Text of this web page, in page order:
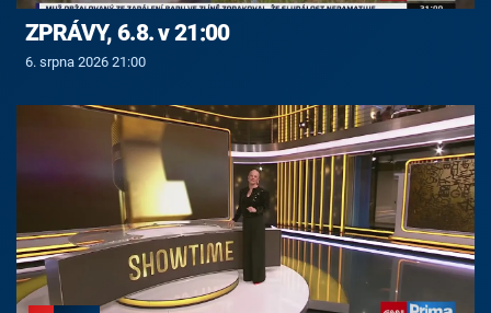
ZPRÁVY, 6.8. v 21:00
6. srpna 2026 21:00